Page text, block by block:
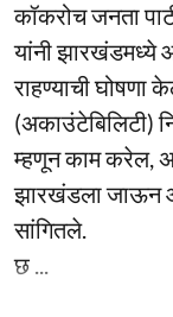
कॉकरोच जनता
यांनी झारखंडमध्ये
राहण्याची घोषणा
(अकाउंटेबिलिटी)
म्हणून काम करेल,
झारखंडला जाऊन
सांगितले.
छ ...